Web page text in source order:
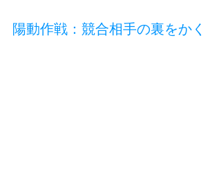
陽動作戦：競合相手の裏をかく